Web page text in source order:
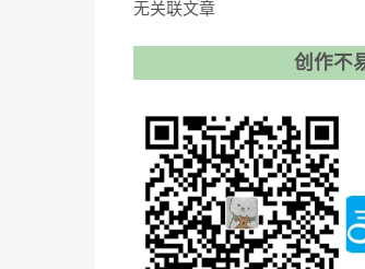
无关联文章
创作不